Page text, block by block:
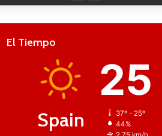
El Tiempo
Spain
25
37º - 25º
44%